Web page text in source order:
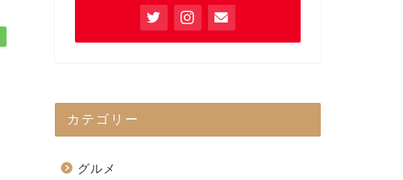
カテゴリー
グルメ